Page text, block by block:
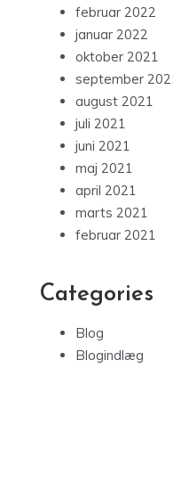
februar 2022
januar 2022
oktober 2021
september
august 2021
juli 2021
juni 2021
maj 2021
april 2021
marts 2021
februar 2021
Categories
Blog
Blogindlæg